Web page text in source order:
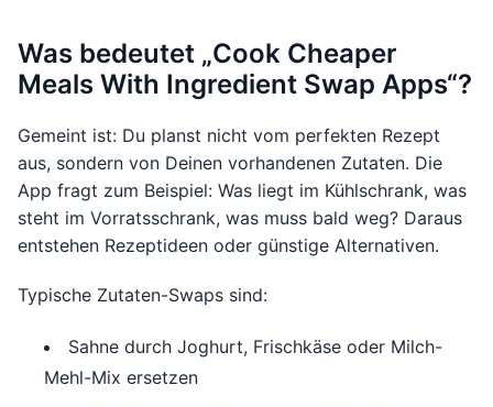
Was bedeutet „Cook Cheaper
Meals With Ingredient Swap Apps“?
Gemeint ist: Du planst nicht vom perfekten Rezept
aus, sondern von Deinen vorhandenen Zutaten. Die
App fragt zum Beispiel: Was liegt im Kühlschrank, was
steht im Vorratsschrank, was muss bald weg? Daraus
entstehen Rezeptideen oder günstige Alternativen.
Typische Zutaten-Swaps sind:
Sahne durch Joghurt, Frischkäse oder Milch-
Mehl-Mix ersetzen